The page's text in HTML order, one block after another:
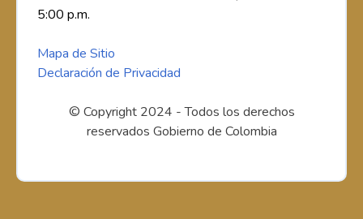
5:00 p.m.
Mapa de Sitio
Declaración de Privacidad
© Copyright 2024 - Todos los derechos
reservados Gobierno de Colombia